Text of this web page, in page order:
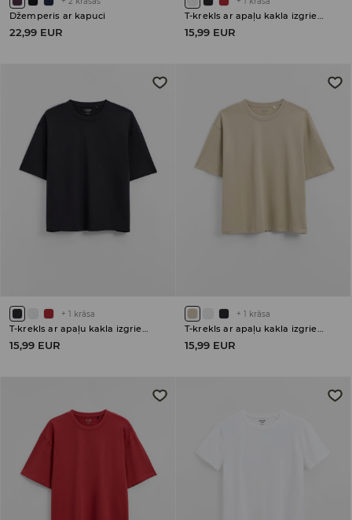
Džemperis ar kapuci
22,99 EUR
T-krekls ar apaļu kakla izgriezumu
15,99 EUR
+ 1 krāsa
T-krekls ar apaļu kakla izgriezumu
15,99 EUR
+ 1 krāsa
T-krekls ar apaļu kakla izgriezumu
15,99 EUR